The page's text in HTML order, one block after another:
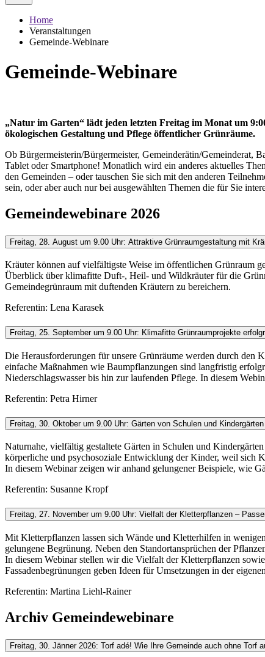
Home
Veranstaltungen
Gemeinde-Webinare
Gemeinde-Webinare
„Natur im Garten“ lädt jeden letzten Freitag im Monat um
ökologischen Gestaltung und Pflege öffentlicher Grünräume.
Ob Bürgermeisterin/Bürgermeister, Gemeinderätin/Gemeinderat,
Tablet oder Smartphone! Monatlich wird ein anderes aktuelles
den Gemeinden – oder tauschen Sie sich mit den anderen
sein, oder aber auch nur bei ausgewählten Themen die für Sie
Gemeindewebinare 2026
Freitag, 28. August um 9.00 Uhr: Attraktive Grünraumgestaltung mit
Kräuter können auf vielfältigste Weise im öffentlichen Grünraum
Überblick über klimafitte Duft-, Heil- und Wildkräuter für die
Gemeindegrünraum mit duftenden Kräutern zu bereichern.
Referentin: Lena Karasek
Freitag, 25. September um 9.00 Uhr: Klimafitte Grünraumprojekte
Die Herausforderungen für unsere Grünräume werden durch den
einfache Maßnahmen wie Baumpflanzungen sind langfristig
Niederschlagswasser bis hin zur laufenden Pflege. In diesem
Referentin: Petra Hirner
Freitag, 30. Oktober um 9.00 Uhr: Gärten von Schulen und
Naturnahe, vielfältig gestaltete Gärten in Schulen und
körperliche und psychosoziale Entwicklung der Kinder, weil sich
In diesem Webinar zeigen wir anhand gelungener Beispiele, wie
Referentin: Susanne Kropf
Freitag, 27. November um 9.00 Uhr: Vielfalt der Kletterpflanzen –
Mit Kletterpflanzen lassen sich Wände und Kletterhilfen in
gelungene Begrünung. Neben den Standortansprüchen der
In diesem Webinar stellen wir die Vielfalt der Kletterpflanzen
Fassadenbegrünungen geben Ideen für Umsetzungen in der
Referentin: Martina Liehl-Rainer
Archiv Gemeindewebinare
Freitag, 30. Jänner 2026: Torf adé! Wie Ihre Gemeinde auch ohne Torf